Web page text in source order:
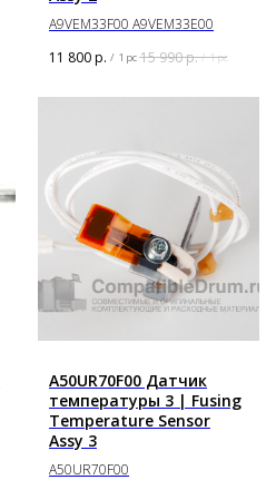
A9VEM33F00 A9VEM33E00
11 800р. / 1 pc 15 990р. / 1 pc
A50UR70F00 Датчик
температуры 3 | Fusing
Temperature Sensor
Assy 3
A50UR70F00